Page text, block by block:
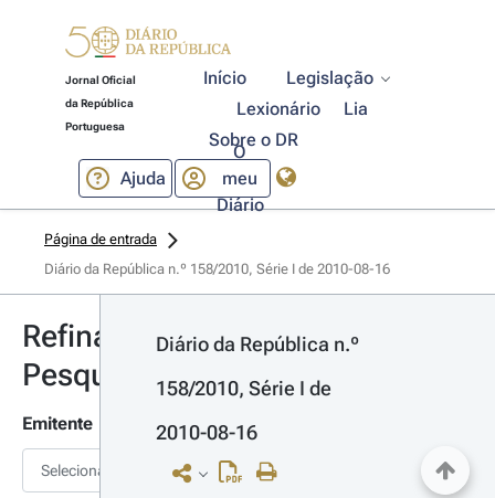
Jornal Oficial
da República
Portuguesa
Início
Legislação
Lexionário
Lia
Sobre o DR
Ajuda
O
meu
Diário
Página de entrada
Diário da República n.º 158/2010, Série I de 2010-08-16
Refinar
Pesquisa
Emitente
Selecionar
Diário da República n.º
158/2010, Série I de
2010-08-16